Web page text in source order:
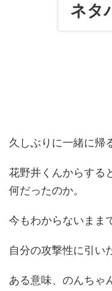
ネタ
久しぶりに一緒に帰
花野井くんからする
何だったのか。
今もわからないまま
自分の攻撃性に引い
ある意味、のんちゃ